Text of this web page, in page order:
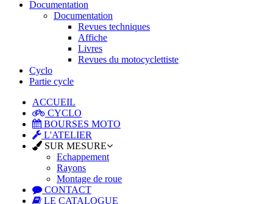
Documentation
Documentation
Revues techniques
Affiche
Livres
Revues du motocyclettiste
Cyclo
Partie cycle
ACCUEIL
CYCLO
BOURSES MOTO
L'ATELIER
SUR MESURE
Echappement
Rayons
Montage de roue
CONTACT
LE CATALOGUE